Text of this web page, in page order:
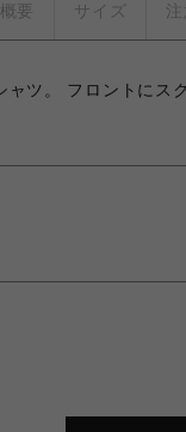
概要 サイズ
ツ。 フロントにス